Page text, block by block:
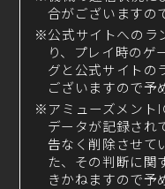
合がございますの
※公式サイトへのラ
り、プレイ時のゲ
グと公式サイトの
ございますので予
※アミューズメント
データが記録され
告なく削除させて
た、その判断に関
きかねますので予